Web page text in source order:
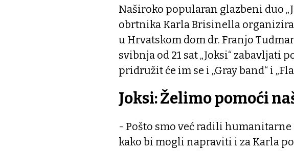
Naširoko popularan glazbeni duo
obrtnika Karla Brisinella
u Hrvatskom dom dr. Franjo
svibnja od 21 sat „Joksi“ zabavljati
pridružit će im se i „Gray band“ i
Joksi: Želimo pomoći
- Pošto smo već radili humanitarne
kako bi mogli napraviti i za Karla